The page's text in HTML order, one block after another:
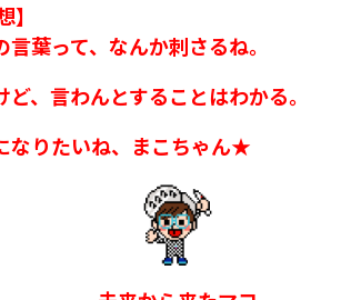
葉って、なんか刺さるね。
、言わんとすることはわかる。
なりたいね、まこちゃん★